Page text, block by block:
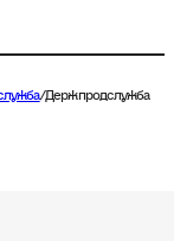
/Держпродслужба